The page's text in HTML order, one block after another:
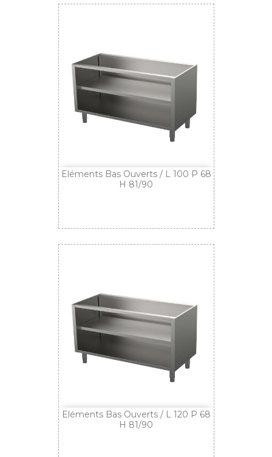
Eléments Bas Ouverts / L 100 P 68
H 81/90
Eléments Bas Ouverts / L 120 P 68
H 81/90